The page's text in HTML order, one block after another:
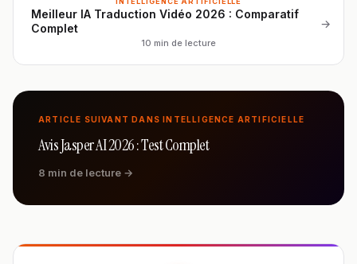
Meilleur IA Traduction Vidéo 2026 : Comparatif
Complet
10 min de lecture
→
ARTICLE SUIVANT DANS INTELLIGENCE ARTIFICIELLE
Avis Jasper AI 2026 : Test Complet
8 min de lecture →